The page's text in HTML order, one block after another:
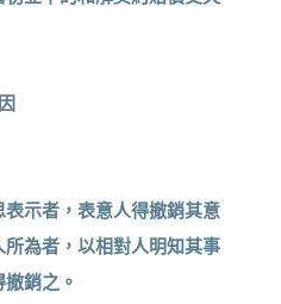
示者，表意人得撤銷其意
為者，以相對人明知其事
銷之。